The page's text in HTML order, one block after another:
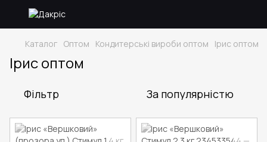
Каталог Оптом Кондитерські вироби оптом Ірис оптом
Ірис оптом
Фільтр За популярністю